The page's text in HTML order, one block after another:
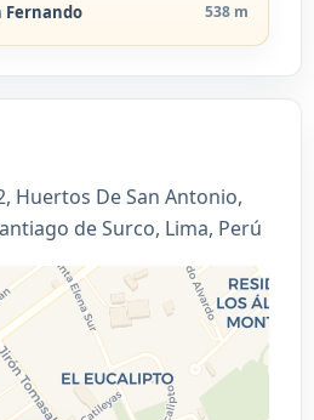
538 m
Huertos De San Antonio,
de Surco, Lima, Perú